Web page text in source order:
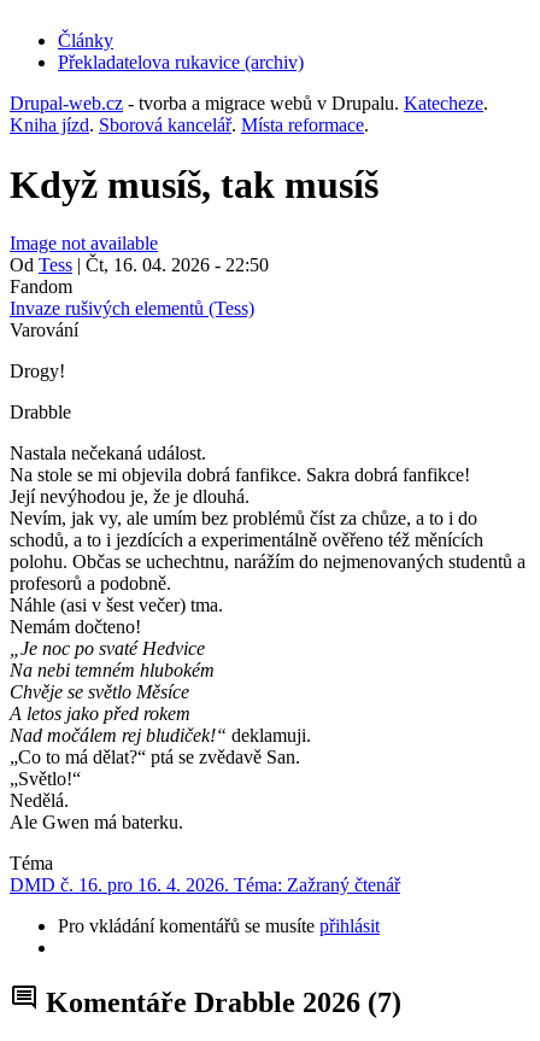
Články
Překladatelova rukavice (archiv)
new
tab)
Drupal-web.cz - tvorba a migrace webů v Drupalu. Katecheze.
Kniha jízd. Sborová kancelář. Místa reformace.
Když musíš, tak musíš
Image not available
Od Tess | Čt, 16. 04. 2026 - 22:50
Fandom
Invaze rušivých elementů (Tess)
Varování
Drogy!
Drabble
Nastala nečekaná událost.
Na stole se mi objevila dobrá fanfikce. Sakra dobrá fanfikce!
Její nevýhodou je, že je dlouhá.
Nevím, jak vy, ale umím bez problémů číst za chůze, a to i do
schodů, a to i jezdících a experimentálně ověřeno též měnících
polohu. Občas se uchechtnu, narážím do nejmenovaných studentů a
profesorů a podobně.
Náhle (asi v šest večer) tma.
Nemám dočteno!
„Je noc po svaté Hedvice
Na nebi temném hlubokém
Chvěje se světlo Měsíce
A letos jako před rokem
Nad močálem rej bludiček!“ deklamuji.
„Co to má dělat?“ ptá se zvědavě San.
„Světlo!“
Nedělá.
Ale Gwen má baterku.
Téma
DMD č. 16. pro 16. 4. 2026. Téma: Zažraný čtenář
Pro vkládání komentářů se musíte přihlásit
Komentáře Drabble 2026 (7)